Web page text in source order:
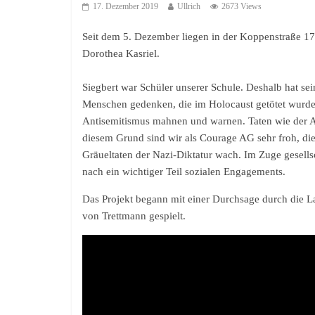
17. Dezember 2019 Ullrich 2673 Views
Seit dem 5. Dezember liegen in der Koppenstraße
Dorothea Kasriel.
Siegbert war Schüler unserer Schule. Deshalb hat
Menschen gedenken, die im Holocaust getötet
Antisemitismus mahnen und warnen. Taten wie
diesem Grund sind wir als Courage AG sehr froh,
Gräueltaten der Nazi-Diktatur wach. Im Zuge
nach ein wichtiger Teil sozialen Engagements.
Das Projekt begann mit einer Durchsage durch die
von Trettmann gespielt.